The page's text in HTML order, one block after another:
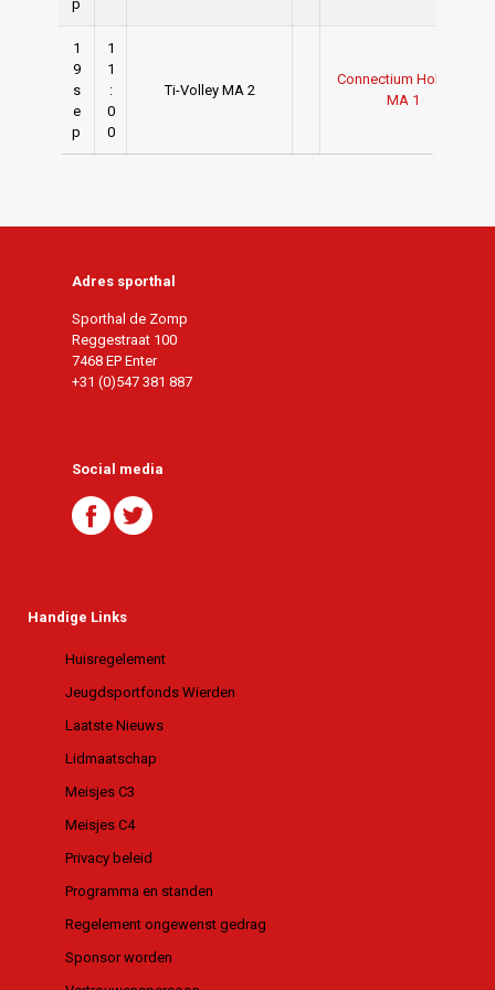
p
1
9
s
e
p
1
1
:
0
0
Ti-Volley MA 2
Connectium Holyoke
MA 1
Adres sporthal
Sporthal de Zomp
Reggestraat 100
7468 EP Enter
+31 (0)547 381 887
Social media
Handige Links
Huisregelement
Jeugdsportfonds Wierden
Laatste Nieuws
Lidmaatschap
Meisjes C3
Meisjes C4
Privacy beleid
Programma en standen
Regelement ongewenst gedrag
Sponsor worden